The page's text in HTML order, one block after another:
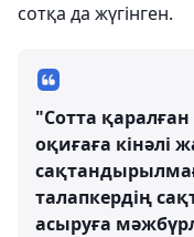
сотқа да жүгінген.
"Сотта
оқиғаға кінәлі
талапкердің
асыруға